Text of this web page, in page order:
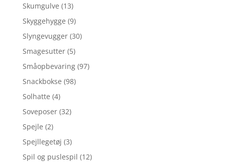
Skumgulve (13)
Skyggehygge (9)
Slyngevugger (30)
Smagesutter (5)
Småopbevaring (97)
Snackbokse (98)
Solhatte (4)
Soveposer (32)
Spejle (2)
Spejllegetøj (3)
Spil og puslespil (12)